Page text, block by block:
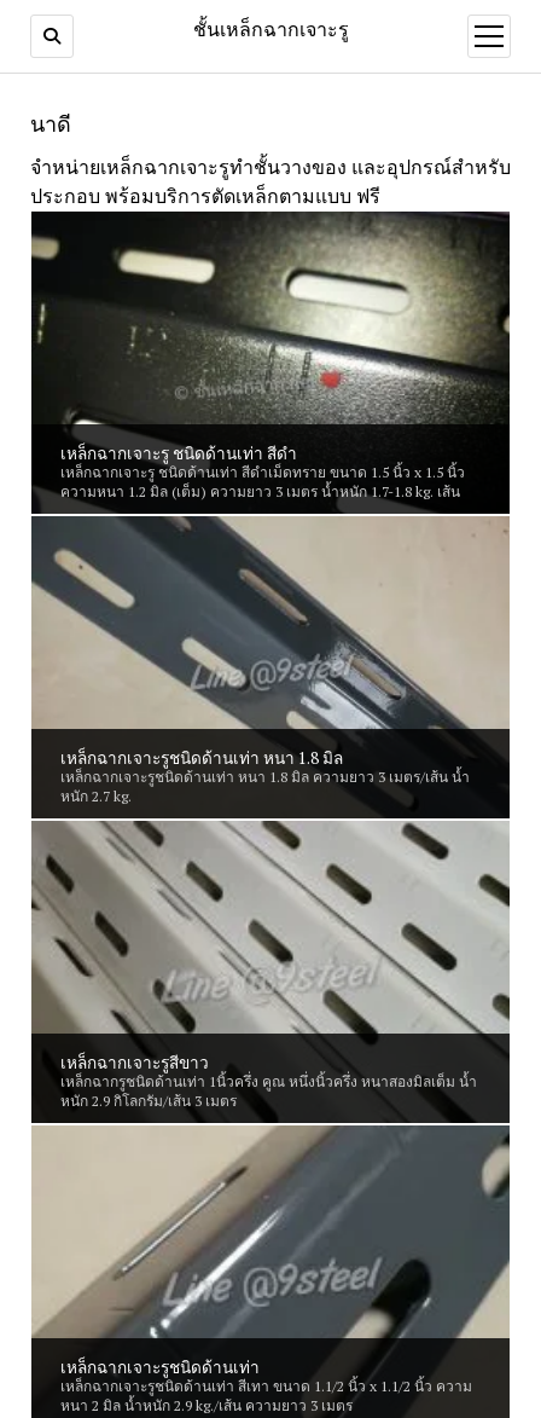
ชั้นเหล็กฉากเจาะรู
open
menu
นาดี
จำหน่ายเหล็กฉากเจาะรูทำชั้นวางของ และอุปกรณ์สำหรับ
ประกอบ พร้อมบริการตัดเหล็กตามแบบ ฟรี
เหล็กฉากเจาะรู ชนิดด้านเท่า สีดำ
เหล็กฉากเจาะรู ชนิดด้านเท่า สีดำเม็ดทราย ขนาด 1.5 นิ้ว x 1.5 นิ้ว
ความหนา 1.2 มิล (เต็ม) ความยาว 3 เมตร น้ำหนัก 1.7-1.8 kg. เส้น
เหล็กฉากเจาะรูชนิดด้านเท่า หนา 1.8 มิล
เหล็กฉากเจาะรูชนิดด้านเท่า หนา 1.8 มิล ความยาว 3 เมตร/เส้น น้ำ
หนัก 2.7 kg.
เหล็กฉากเจาะรูสีขาว
เหล็กฉากรูชนิดด้านเท่า 1นิ้วครึ่ง คูณ หนึ่งนิ้วครึ่ง หนาสองมิลเต็ม น้ำ
หนัก 2.9 กิโลกรัม/เส้น 3 เมตร
เหล็กฉากเจาะรูชนิดด้านเท่า
เหล็กฉากเจาะรูชนิดด้านเท่า สีเทา ขนาด 1.1/2 นิ้ว x 1.1/2 นิ้ว ความ
หนา 2 มิล น้ำหนัก 2.9 kg./เส้น ความยาว 3 เมตร